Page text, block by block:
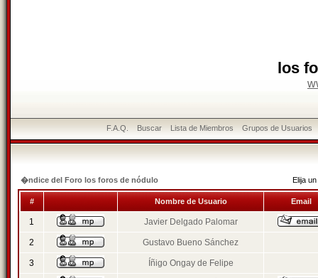
los
F.A.Q. Buscar Lista de Miembros Grupos de Usuarios
�ndice del Foro los foros de nódulo Elija
# Nombre de Usuario Email
1 Javier Delgado Palomar
2 Gustavo Bueno Sánchez
3 Íñigo Ongay de Felipe